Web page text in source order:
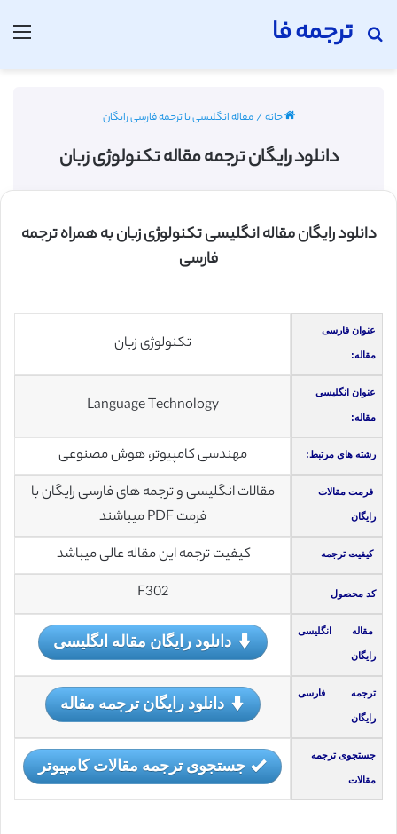
ترجمه فا
جستجو برای
خانه/مقاله انگلیسی با ترجمه فارسی رایگان
دانلود رایگان ترجمه مقاله تکنولوژی زبان
دانلود رایگان مقاله انگلیسی تکنولوژی زبان به همراه ترجمه
فارسی
عنوان فارسی
مقاله: تکنولوژی زبان
عنوان انگلیسی
مقاله: Language Technology
رشته های مرتبط: مهندسی کامپیوتر، هوش مصنوعی
فرمت مقالات
رایگان
مقالات انگلیسی و ترجمه های فارسی رایگان با
فرمت PDF میباشند
کیفیت ترجمه کیفیت ترجمه این مقاله عالی میباشد
کد محصول F302
مقاله انگلیسی
رایگان
دانلود رایگان مقاله انگلیسی
ترجمه فارسی
رایگان
دانلود رایگان ترجمه مقاله
جستجوی ترجمه
مقالات
جستجوی ترجمه مقالات کامپیوتر